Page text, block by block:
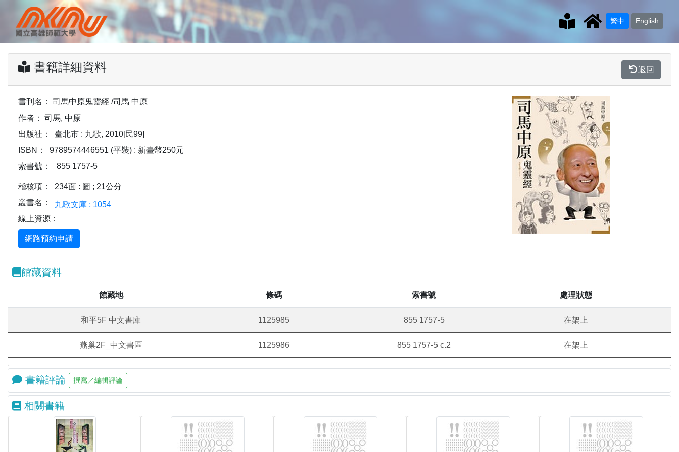
繁中 English
書籍詳細資料 返回
書刊名：
司馬中原鬼靈經 /司馬 中原
作者：
司馬, 中原
出版社：
臺北市 : 九歌, 2010[民99]
ISBN：
9789574446551 (平裝) : 新臺幣250元
索書號：
855 1757-5
稽核項：
234面 : 圖 ; 21公分
叢書名：
九歌文庫 ; 1054
線上資源：
Previous
館藏資料
館藏地 條碼 索書號 處理狀態
和平5F 中文書庫 1125985 855 1757-5 在架上
燕巢2F_中文書區 1125986 855 1757-5 c.2 在架上
書籍評論
相關書籍